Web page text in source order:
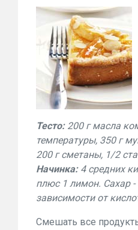
Тесто:200 г масла
температуры, 350 г
200 г сметаны, 1/2
Начинка:4 средниx
плюс 1 лимон. Сахар -
зависимости от
Смешать все